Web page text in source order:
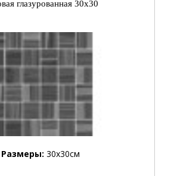
глазурованная 30x30
Размеры: 30x30см